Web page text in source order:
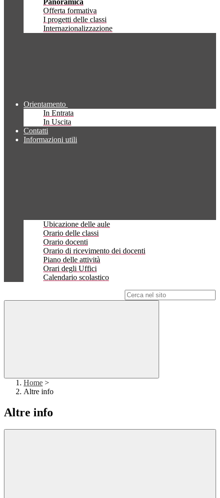
Panoramica
Offerta formativa
I progetti delle classi
Internazionalizzazione
Orientamento
In Entrata
In Uscita
Contatti
Informazioni utili
Ubicazione delle aule
Orario delle classi
Orario docenti
Orario di ricevimento dei docenti
Piano delle attività
Orari degli Uffici
Calendario scolastico
Home >
Altre info
Altre info